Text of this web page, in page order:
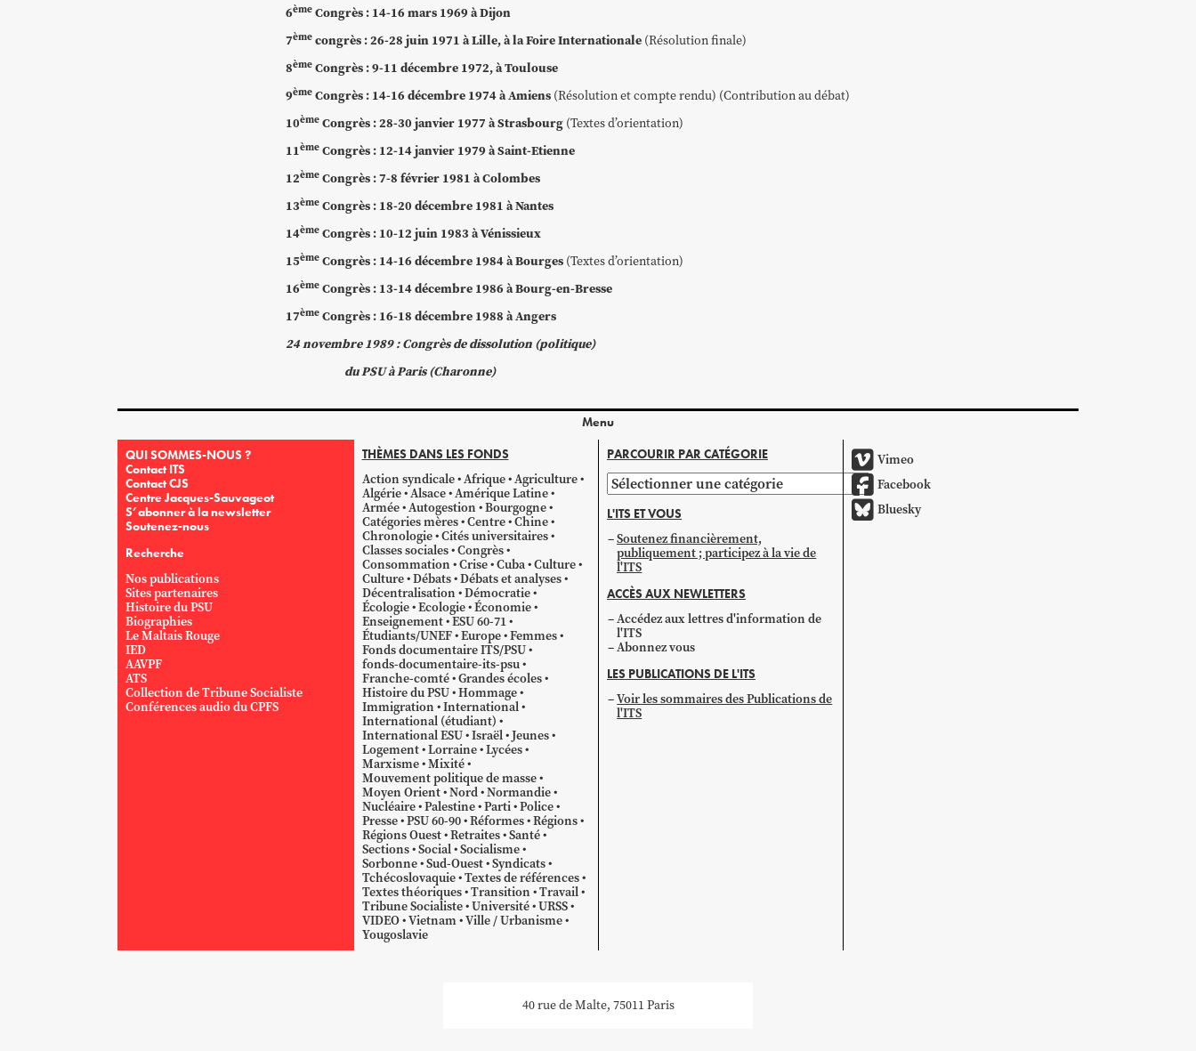
6èmeCongrès : 14-16 mars 1969 à Dijon
7èmecongrès : 26-28 juin 1971 à Lille, à la Foire Internationale (Résolution finale)
8èmeCongrès : 9-11 décembre 1972, à Toulouse
9èmeCongrès : 14-16 décembre 1974 à Amiens (Résolution et compte rendu) (Contribution au débat)
10èmeCongrès : 28-30 janvier 1977 à Strasbourg (Textes d’orientation)
11èmeCongrès : 12-14 janvier 1979 à Saint-Etienne
12èmeCongrès : 7-8 février 1981 à Colombes
13èmeCongrès : 18-20 décembre 1981 à Nantes
14èmeCongrès : 10-12 juin 1983 à Vénissieux
15èmeCongrès : 14-16 décembre 1984 à Bourges (Textes d’orientation)
16èmeCongrès : 13-14 décembre 1986 à Bourg-en-Bresse
17èmeCongrès : 16-18 décembre 1988 à Angers
24 novembre 1989 : Congrès de dissolution (politique)
du PSU à Paris(Charonne)
Menu
QUI SOMMES-NOUS ?
Contact ITS
Contact CJS
Centre Jacques-Sauvageot
S’abonner à la newsletter
Soutenez-nous
Recherche
Nos publications
Sites partenaires
Histoire du PSU
Biographies
Le Maltais Rouge
IED
AAVPF
ATS
Collection de Tribune Socialiste
Conférences audio du CPFS
THÈMES DANS LES FONDS
Action syndicale Afrique Agriculture
Algérie Alsace Amérique Latine
Armée Autogestion Bourgogne
Catégories mères Centre Chine
Chronologie Cités universitaires
Classes sociales Congrès
Consommation Crise Cuba Culture
Culture Débats Débats et analyses
Décentralisation Démocratie
Écologie Ecologie Économie
Enseignement ESU 60-71
Étudiants/UNEF Europe Femmes
Fonds documentaire ITS/PSU
fonds-documentaire-its-psu
Franche-comté Grandes écoles
Histoire du PSU Hommage
Immigration International
International (étudiant)
International ESU Israël Jeunes
Logement Lorraine Lycées
Marxisme Mixité
Mouvement politique de masse
Moyen Orient Nord Normandie
Nucléaire Palestine Parti Police
Presse PSU 60-90 Réformes Régions
Régions Ouest Retraites Santé
Sections Social Socialisme
Sorbonne Sud-Ouest Syndicats
Tchécoslovaquie Textes de références
Textes théoriques Transition Travail
Tribune Socialiste Université URSS
VIDEO Vietnam Ville / Urbanisme
Yougoslavie
PARCOURIR PAR CATÉGORIE
Parcourir
par
catégorie
L'ITS ET VOUS
Soutenez financièrement,
publiquement ; participez à la vie de
l'ITS
ACCÈS AUX NEWLETTERS
Accédez aux lettres d'information de
l'ITS
Abonnez vous
LES PUBLICATIONS DE L'ITS
Voir les sommaires des Publications de
l'ITS
Vimeo
Facebook
Bluesky
40 rue de Malte, 75011 Paris